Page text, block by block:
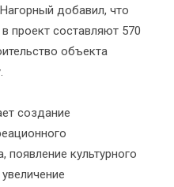
добавил, что
проект составляют 570
объекта
создание
появление культурного